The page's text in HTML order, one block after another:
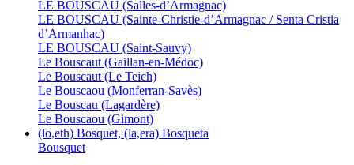
LE BOUSCAU (Salles-d’Armagnac)
LE BOUSCAU (Sainte-Christie-d’Armagnac / Senta Cristia
d’Armanhac)
LE BOUSCAU (Saint-Sauvy)
Le Bouscaut (Gaillan-en-Médoc)
Le Bouscaut (Le Teich)
Le Bouscaou (Monferran-Savès)
Le Bouscau (Lagardère)
Le Bouscaou (Gimont)
(lo,eth) Bosquet, (la,era) Bosqueta
Bousquet